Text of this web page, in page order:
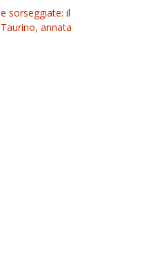
sorseggiate: il
annata